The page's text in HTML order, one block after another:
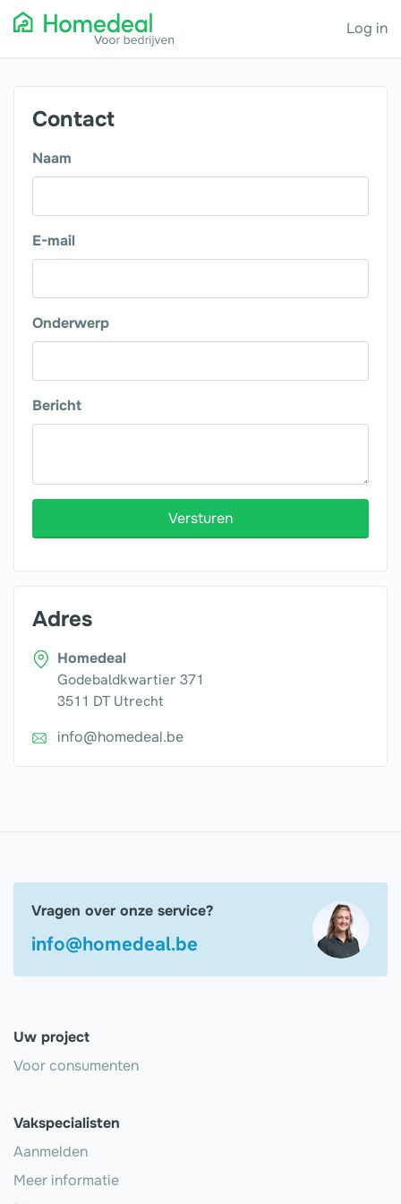
Log in
Contact
Naam
E-mail
Onderwerp
Bericht
Versturen
Adres
Homedeal
Godebaldkwartier 371
3511 DT Utrecht
info@homedeal.be
Vragen over onze service?
info@homedeal.be
Uw project
Voor consumenten
Vakspecialisten
Aanmelden
Meer informatie